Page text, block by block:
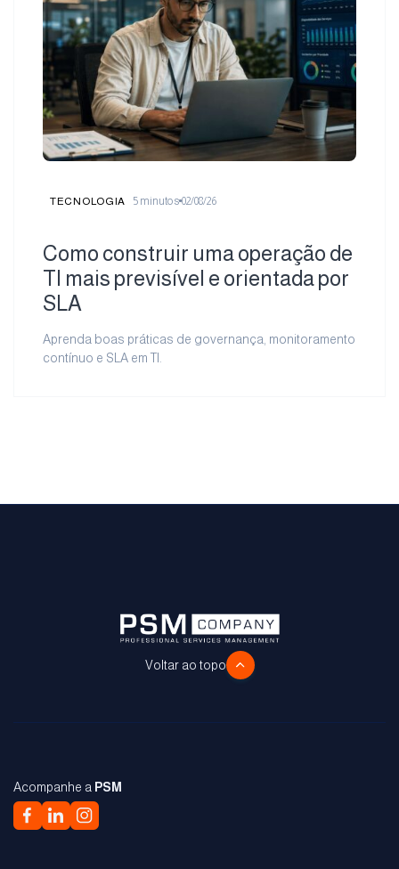
TECNOLOGIA 5 minutos 02/08/26
Como construir uma operação de
TI mais previsível e orientada por
SLA
Aprenda boas práticas de governança, monitoramento
contínuo e SLA em TI.
Voltar ao topo
Acompanhe a PSM